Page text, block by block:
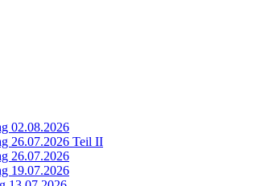
02.08.2026
26.07.2026 Teil II
26.07.2026
19.07.2026